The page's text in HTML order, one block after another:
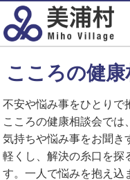
こころの健康
不安や悩み事をひとりで
こころの健康相談会では
気持ちや悩み事をお聞き
軽くし、解決の糸口を探
す。一人で悩みを抱え込